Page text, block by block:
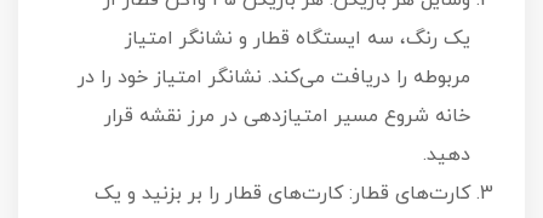
یک رنگ، سه ایستگاه قطار و نشانگر امتیاز
مربوطه را دریافت می‌کند. نشانگر امتیاز خود را در
خانه شروع مسیر امتیازدهی در مرز نقشه قرار
دهید.
کارت‌های قطار: کارت‌های قطار را بر بزنید و یک